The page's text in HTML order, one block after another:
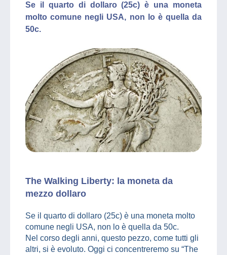
Se il quarto di dollaro (25c) è una moneta
molto comune negli USA, non lo è quella da
50c.
The Walking Liberty: la moneta da
mezzo dollaro
Se il quarto di dollaro (25c) è una moneta molto
comune negli USA, non lo è quella da 50c.
Nel corso degli anni, questo pezzo, come tutti gli
altri, si è evoluto. Oggi ci concentreremo su “The